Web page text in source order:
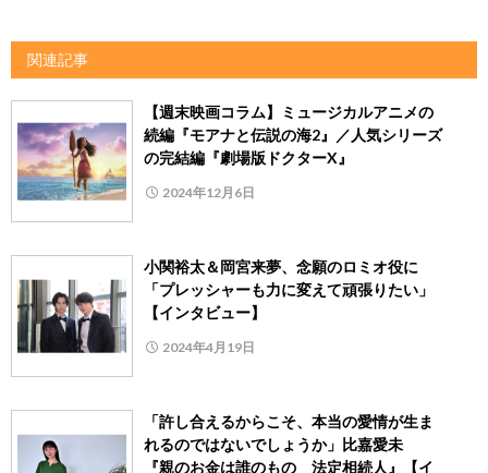
関連記事
【週末映画コラム】ミュージカルアニメの
続編『モアナと伝説の海2』／人気シリーズ
の完結編『劇場版ドクターX』
2024年12月6日
小関裕太＆岡宮来夢、念願のロミオ役に
「プレッシャーも力に変えて頑張りたい」
【インタビュー】
2024年4月19日
「許し合えるからこそ、本当の愛情が生ま
れるのではないでしょうか」比嘉愛未
『親のお金は誰のもの 法定相続人』【イ